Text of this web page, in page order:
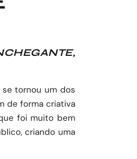
tornou um dos
de forma criativa
foi muito bem
criando uma